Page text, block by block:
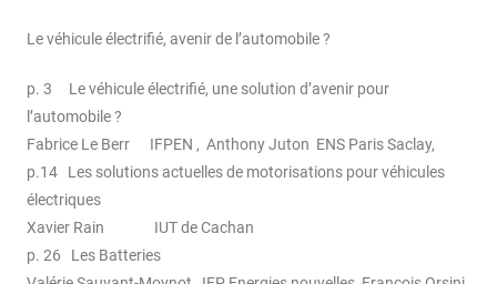
Le véhicule électrifié, avenir de l’automobile ?
p. 3 Le véhicule électrifié, une solution d’avenir pour
l’automobile ?
Fabrice Le Berr IFPEN , Anthony Juton ENS Paris Saclay,
p.14 Les solutions actuelles de motorisations pour véhicules
électriques
Xavier Rain IUT de Cachan
p. 26 Les Batteries